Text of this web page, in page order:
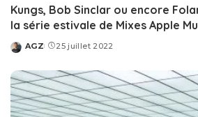
Kungs, Bob Sinclar ou encore
la série estivale de Mixes Apple
Posted
AGZ 25 juillet 2022